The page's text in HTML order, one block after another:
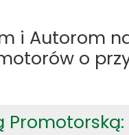
i Autorom
o
Promotorską: